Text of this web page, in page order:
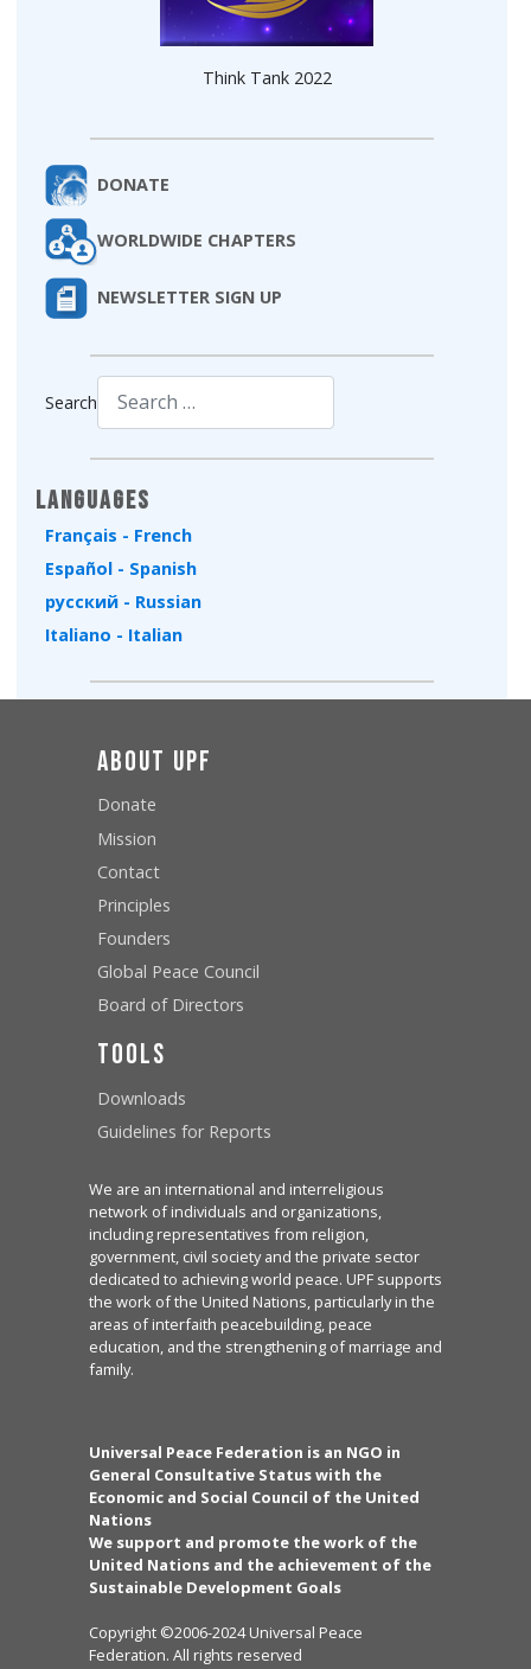
Think Tank 2022
DONATE
WORLDWIDE CHAPTERS
NEWSLETTER SIGN UP
Search
Languages
Français - French
Español - Spanish
русский - Russian
Italiano - Italian
About UPF
Donate
Mission
Contact
Principles
Founders
Global Peace Council
Board of Directors
Tools
Downloads
Guidelines for Reports
We are an international and interreligious
network of individuals and organizations,
including representatives from religion,
government, civil society and the private sector
dedicated to achieving world peace. UPF supports
the work of the United Nations, particularly in the
areas of interfaith peacebuilding, peace
education, and the strengthening of marriage and
family.
Universal Peace Federation is an NGO in
General Consultative Status with the
Economic and Social Council of the United
Nations
We support and promote the work of the
United Nations and the achievement of the
Sustainable Development Goals
Copyright ©2006-2024 Universal Peace
Federation. All rights reserved